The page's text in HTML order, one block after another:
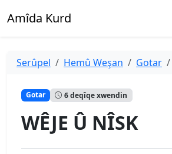
Amîda Kurd
Serûpel Hemû Weşan Gotar
Gotar 6 deqîqe xwendin
WÊJE Û NÎSK